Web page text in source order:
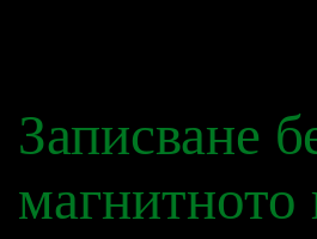
Записване
магнитното